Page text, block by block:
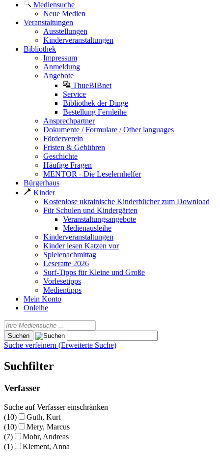
Mediensuche
Neue Medien
Veranstaltungen
Ausstellungen
Kinderveranstaltungen
Bibliothek
Impressum
Anmeldung
Angebote
ThueBIBnet
Service
Bibliothek der Dinge
Bestellung Fernleihe
Ansprechpartner
Dokumente / Formulare / Other languages
Förderverein
Fristen & Gebühren
Geschichte
Häufige Fragen
MENTOR - Die Leselernhelfer
Bürgerhaus
Kinder
Kostenlose ukrainische Kinderbücher zum Download
Für Schulen und Kindergärten
Veranstaltungsangebote
Medienausleihe
Kinderveranstaltungen
Kinder lesen Katzen vor
Spielenachmittag
Leseratte 2026
Surf-Tipps für Kleine und Große
Vorlesetipps
Medientipps
Mein Konto
Onleihe
Suche verfeinern (Erweiterte Suche)
Suchfilter
Verfasser
Suche auf Verfasser einschränken
(10)
Guth, Kurt
(10)
Mery, Marcus
(7)
Mohr, Andreas
(1)
Klement, Anna